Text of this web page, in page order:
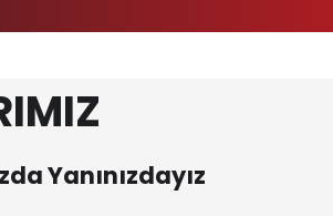
Yanınızdayız